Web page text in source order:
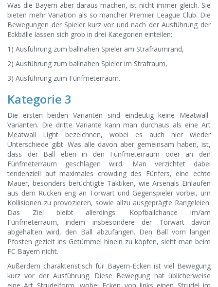
Was die Bayern aber daraus machen, ist nicht immer gleich. Sie
bieten mehr Variation als so mancher Premier League Club. Die
Bewegungen der Spieler kurz vor und nach der Ausführung der
Eckbälle lassen sich grob in drei Kategorien einteilen:
1) Ausführung zum ballnahen Spieler am Strafraumrand,
2) Ausführung zum ballnahen Spieler im Strafraum,
3) Ausführung zum Fünfmeterraum.
Kategorie 3
Die ersten beiden Varianten sind eindeutig keine Meatwall-
Varianten. Die dritte Variante kann man durchaus als eine Art
Meatwall Light bezeichnen, wobei es auch hier wieder
Unterschiede gibt. Was alle davon aber gemeinsam haben, ist,
dass der Ball eben in den Fünfmeterraum oder an den
Fünfmeterraum geschlagen wird. Man verzichtet dabei
tendenziell auf maximales crowding des Fünfers, eine echte
Mauer, besonders berüchtigte Taktiken, wie Arsenals Einlaufen
aus dem Rücken eng an Torwart und Gegenspieler vorbei, um
Kollisionen zu provozieren, sowie allzu ausgeprägte Rangeleien.
Das Ziel bleibt allerdings: Kopfballchance im/am
Fünfmeterraum, indem insbesondere der Torwart davon
abgehalten wird, den Ball abzufangen. Den Ball vom langen
Pfosten gezielt ins Getümmel hinein zu köpfen, sieht man beim
FC Bayern nicht.
Außerdem charakteristisch für Bayern-Ecken ist viel Bewegung
kurz vor der Ausführung. Diese Bewegung hat üblicherweise